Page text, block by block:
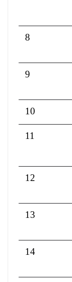
8
9
10
11
12
13
14